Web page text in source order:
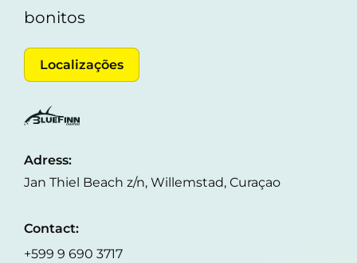
bonitos
Localizações
Adress:
Jan Thiel Beach z/n, Willemstad, Curaçao
Contact:
+599 9 690 3717